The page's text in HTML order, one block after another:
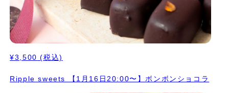
¥3,500 (税込)
Ripple sweets 【1月16日20:00〜】ボンボンショコラ